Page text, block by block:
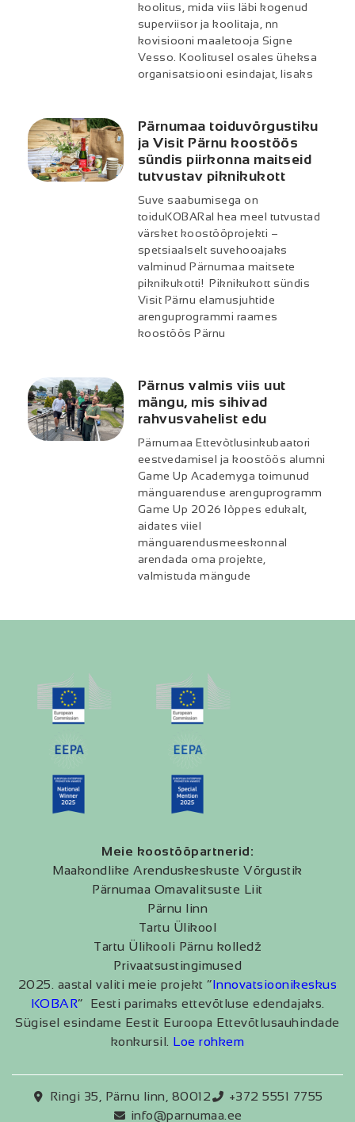
koolitus, mida viis läbi kogenud
superviisor ja koolitaja, nn
kovisiooni maaletooja Signe
Vesso. Koolitusel osales üheksa
organisatsiooni esindajat, lisaks
Pärnumaa toiduvõrgustiku
ja Visit Pärnu koostöös
sündis piirkonna maitseid
tutvustav piknikukott
Suve saabumisega on
toiduKOBARal hea meel tutvustad
värsket koostööprojekti –
spetsiaalselt suvehooajaks
valminud Pärnumaa maitsete
piknikukotti! Piknikukott sündis
Visit Pärnu elamusjuhtide
arenguprogrammi raames
koostöös Pärnu
Pärnus valmis viis uut
mängu, mis sihivad
rahvusvahelist edu
Pärnumaa Ettevõtlusinkubaatori
eestvedamisel ja koostöös alumni
Game Up Academyga toimunud
mänguarenduse arenguprogramm
Game Up 2026 lõppes edukalt,
aidates viiel
mänguarendusmeeskonnal
arendada oma projekte,
valmistuda mängude
Meie koostööpartnerid:
Maakondlike Arenduskeskuste Võrgustik
Pärnumaa Omavalitsuste Liit
Pärnu linn
Tartu Ülikool
Tartu Ülikooli Pärnu kolledž
Privaatsustingimused
2025. aastal valiti meie projekt “Innovatsioonikeskus
KOBAR” Eesti parimaks ettevõtluse edendajaks.
Sügisel esindame Eestit Euroopa Ettevõtlusauhindade
konkursil. Loe rohkem
Ringi 35, Pärnu linn, 80012
+372 5551 7755
info@parnumaa.ee